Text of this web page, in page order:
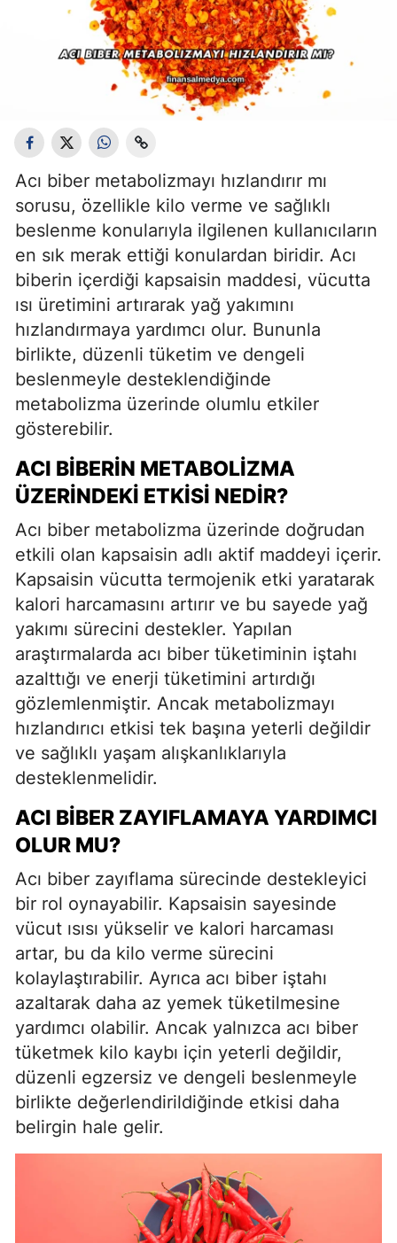
Acı biber metabolizmayı hızlandırır mı
sorusu, özellikle kilo verme ve sağlıklı
beslenme konularıyla ilgilenen kullanıcıların
en sık merak ettiği konulardan biridir. Acı
biberin içerdiği kapsaisin maddesi, vücutta
ısı üretimini artırarak yağ yakımını
hızlandırmaya yardımcı olur. Bununla
birlikte, düzenli tüketim ve dengeli
beslenmeyle desteklendiğinde
metabolizma üzerinde olumlu etkiler
gösterebilir.
ACI BIBERIN METABOLIZMA
ÜZERINDEKI ETKISI NEDIR?
Acı biber metabolizma üzerinde doğrudan
etkili olan kapsaisin adlı aktif maddeyi içerir.
Kapsaisin vücutta termojenik etki yaratarak
kalori harcamasını artırır ve bu sayede yağ
yakımı sürecini destekler. Yapılan
araştırmalarda acı biber tüketiminin iştahı
azalttığı ve enerji tüketimini artırdığı
gözlemlenmiştir. Ancak metabolizmayı
hızlandırıcı etkisi tek başına yeterli değildir
ve sağlıklı yaşam alışkanlıklarıyla
desteklenmelidir.
ACI BIBER ZAYIFLAMAYA YARDIMCI
OLUR MU?
Acı biber zayıflama sürecinde destekleyici
bir rol oynayabilir. Kapsaisin sayesinde
vücut ısısı yükselir ve kalori harcaması
artar, bu da kilo verme sürecini
kolaylaştırabilir. Ayrıca acı biber iştahı
azaltarak daha az yemek tüketilmesine
yardımcı olabilir. Ancak yalnızca acı biber
tüketmek kilo kaybı için yeterli değildir,
düzenli egzersiz ve dengeli beslenmeyle
birlikte değerlendirildiğinde etkisi daha
belirgin hale gelir.